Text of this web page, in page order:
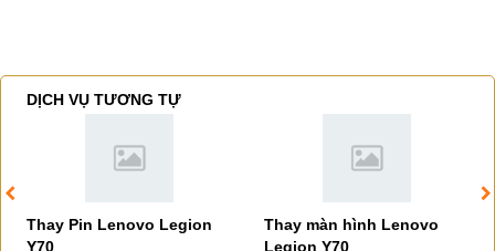
DỊCH VỤ TƯƠNG TỰ
Thay Pin Lenovo Legion
Y70
Thay màn hình Lenovo
Legion Y70